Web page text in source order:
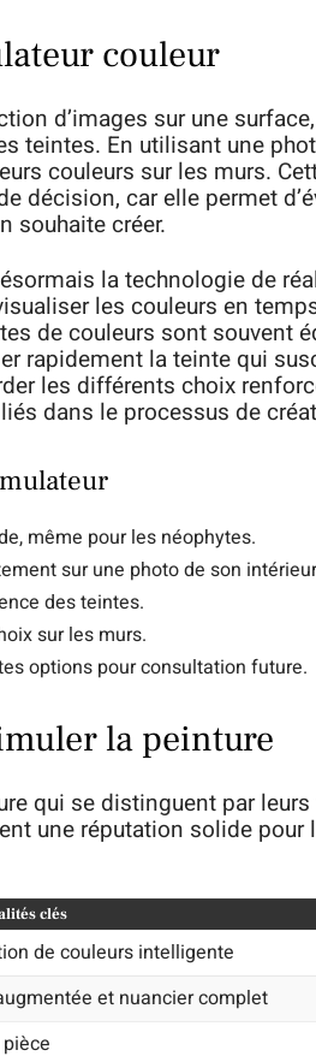
couleur
d’images sur une
teintes. En utilisant une
couleurs sur les murs.
décision, car elle permet
souhaite créer.
la technologie de
les couleurs en
de couleurs sont souvent
rapidement la teinte qui
les différents choix
dans le processus de
même pour les néophytes.
sur une photo de son
des teintes.
sur les murs.
options pour consultation future.
la peinture
qui se distinguent par
une réputation solide pour
clés
de couleurs intelligente
et nuancier complet